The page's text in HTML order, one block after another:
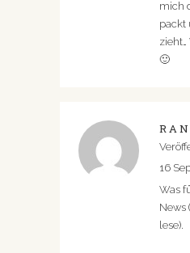
mich
packt
🙂
16
Was
News
lese).